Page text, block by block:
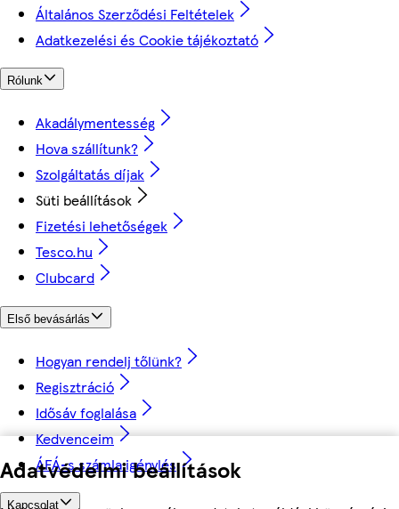
Adatvédelmi beállítások
Általános Szerződési Feltételek
Adatkezelési és Cookie tájékoztató
Rólunk
Akadálymentesség
Hova szállítunk?
Szolgáltatás díjak
Süti beállítások
Fizetési lehetőségek
Tesco.hu
Clubcard
Első bevásárlás
Hogyan rendelj tőlünk?
Regisztráció
Idősáv foglalása
Kedvenceim
ÁFÁ-s számla igénylés
Kapcsolat